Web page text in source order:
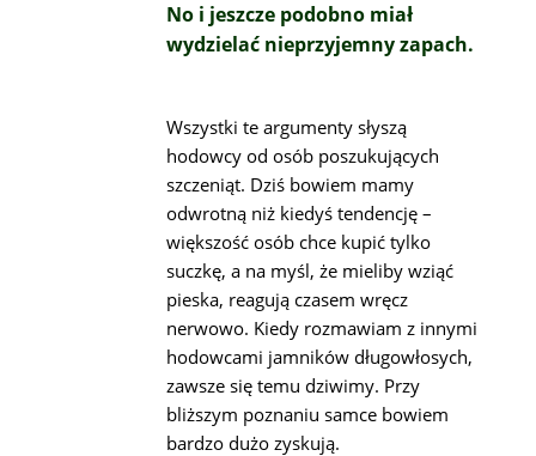
No i jeszcze podobno miał
wydzielać nieprzyjemny zapach.
Wszystki te argumenty słyszą
hodowcy od osób poszukujących
szczeniąt. Dziś bowiem mamy
odwrotną niż kiedyś tendencję –
większość osób chce kupić tylko
suczkę, a na myśl, że mieliby wziąć
pieska, reagują czasem wręcz
nerwowo. Kiedy rozmawiam z innymi
hodowcami jamników długowłosych,
zawsze się temu dziwimy. Przy
bliższym poznaniu samce bowiem
bardzo dużo zyskują.